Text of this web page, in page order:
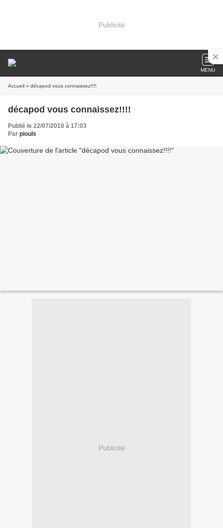
Publicité
MENU
Accueil » décapod vous connaissez!!!!
décapod vous connaissez!!!!
Publié le 22/07/2010 à 17:03
Par piouls
Publicité